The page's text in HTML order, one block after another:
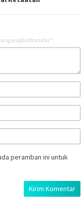
wajib ditandai *
peramban ini untuk